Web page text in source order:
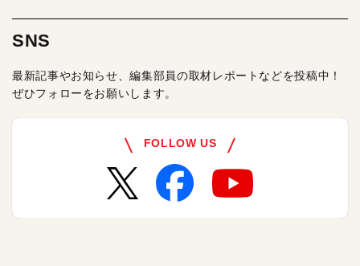
SNS
最新記事やお知らせ、編集部員の取材レポートなどを投稿中！
ぜひフォローをお願いします。
FOLLOW US